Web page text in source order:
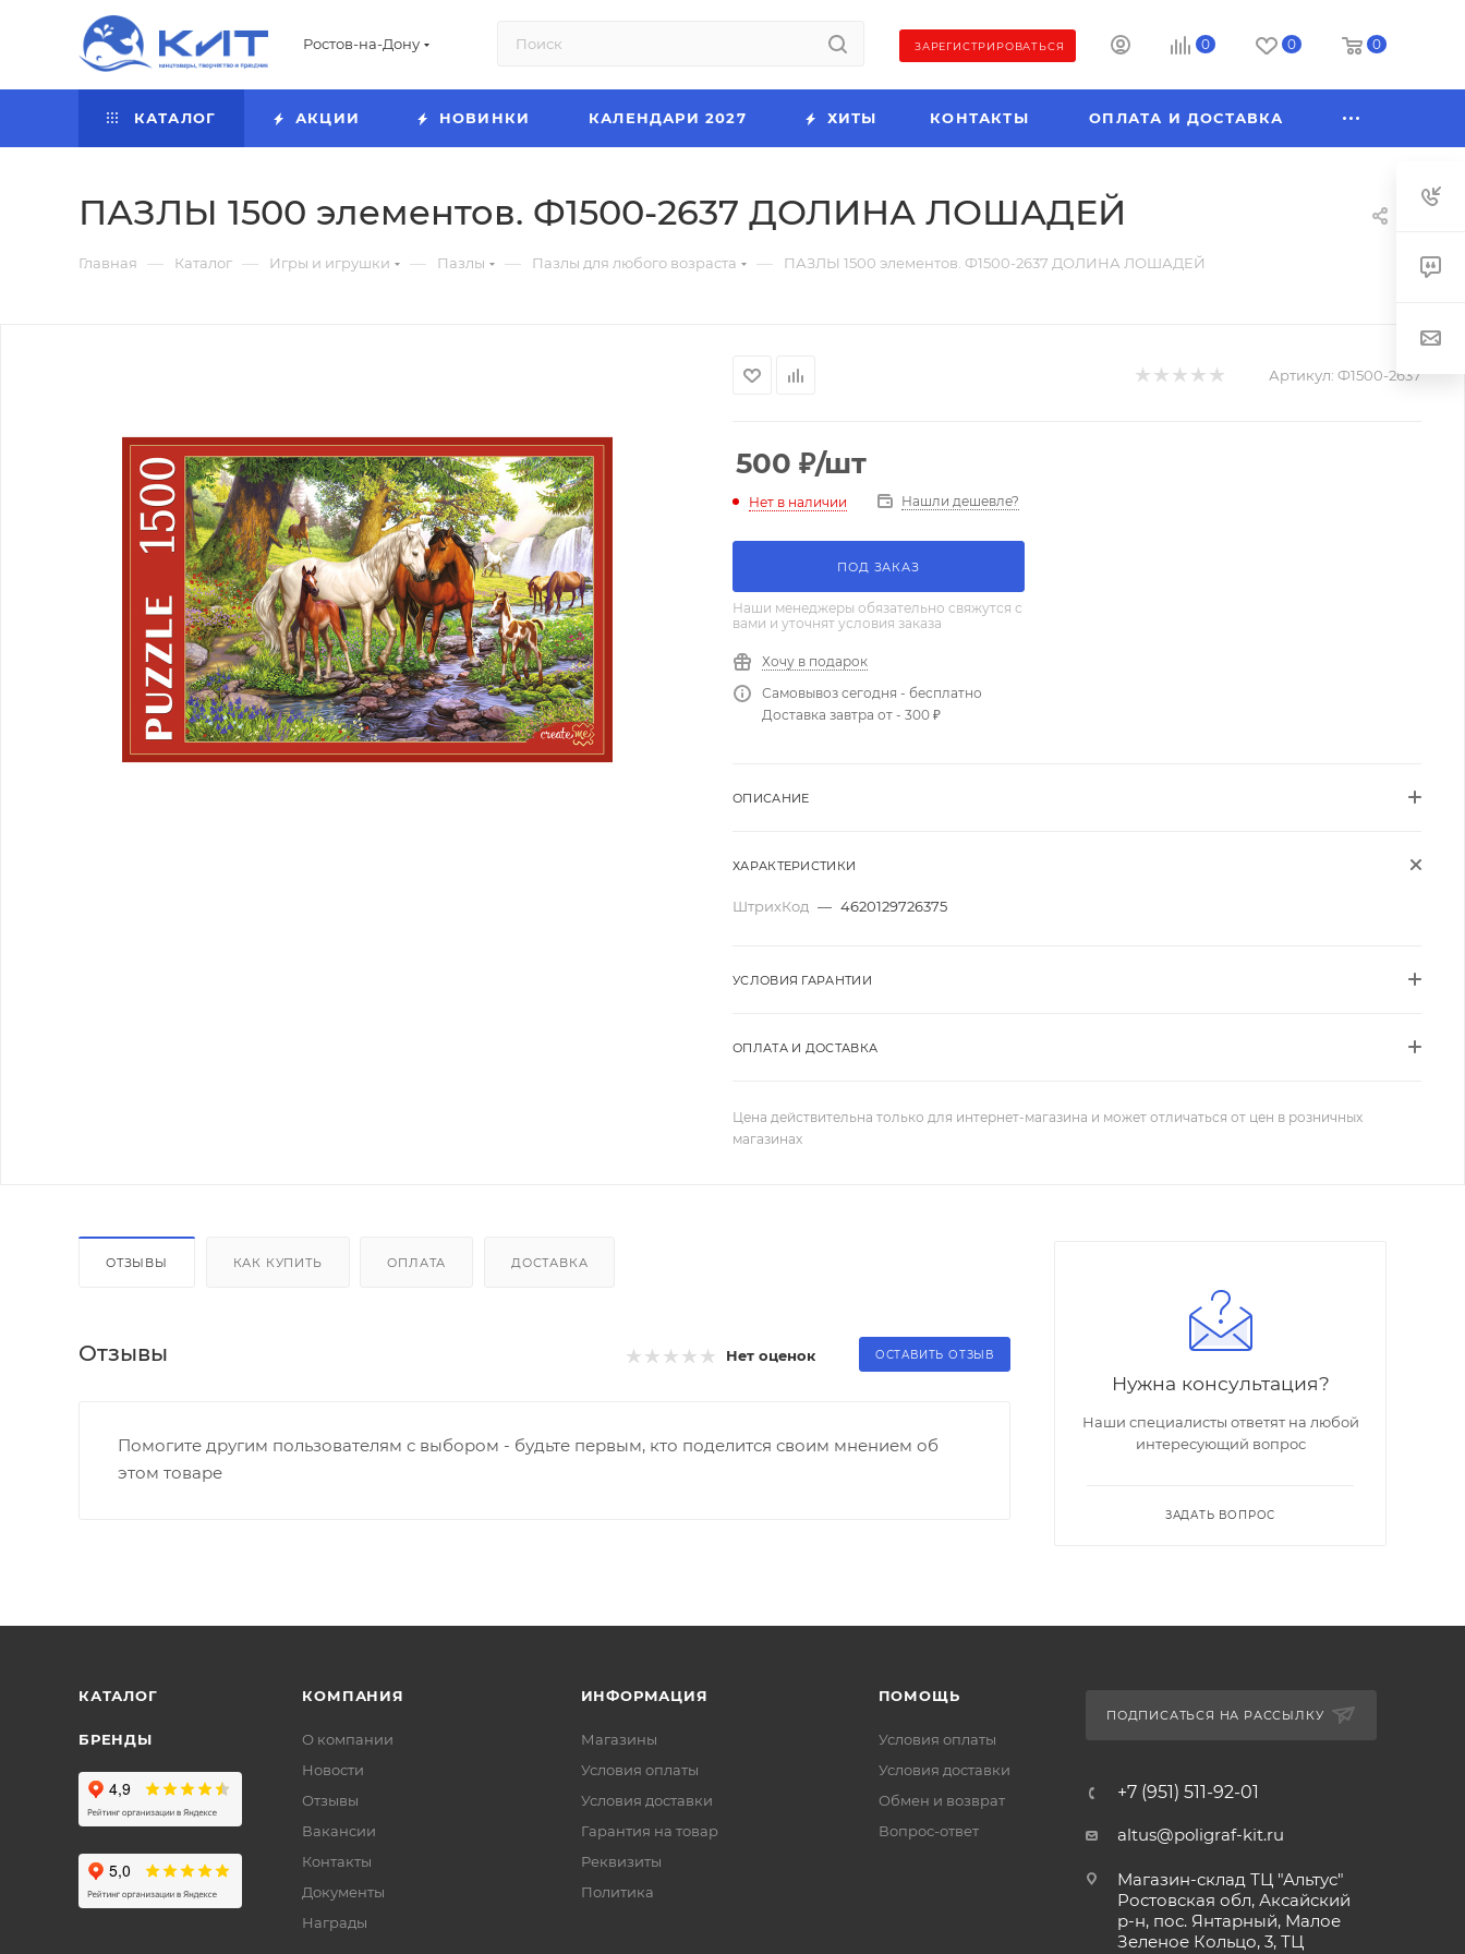
Ростов-на-Дону ЗАРЕГИСТРИРОВАТЬСЯ 0 0 0
КАТАЛОГ АКЦИИ НОВИНКИ КАЛЕНДАРИ 2027 ХИТЫ КОНТАКТЫ ОПЛАТА И ДОСТАВКА
ПАЗЛЫ 1500 элементов. Ф1500-2637 ДОЛИНА ЛОШАДЕЙ
Главная — Каталог — Игры и игрушки — Пазлы — Пазлы для любого возраста — ПАЗЛЫ 1500 элементов. Ф1500-2637 ДОЛИНА ЛОШАДЕЙ
Артикул: Ф1500-2637
500 ₽/шт
Нет в наличии Нашли дешевле?
ПОД ЗАКАЗ
Наши менеджеры обязательно свяжутся с
вами и уточнят условия заказа
Хочу в подарок
Самовывоз сегодня - бесплатно
Доставка завтра от - 300 ₽
ОПИСАНИЕ
ХАРАКТЕРИСТИКИ
ШтрихКод — 4620129726375
УСЛОВИЯ ГАРАНТИИ
ОПЛАТА И ДОСТАВКА
Цена действительна только для интернет-магазина и может отличаться от цен в розничных
магазинах
ОТЗЫВЫ КАК КУПИТЬ ОПЛАТА ДОСТАВКА
Отзывы Нет оценок ОСТАВИТЬ ОТЗЫВ
Помогите другим пользователям с выбором - будьте первым, кто поделится своим мнением об
этом товаре
Нужна консультация?
Наши специалисты ответят на любой
интересующий вопрос
ЗАДАТЬ ВОПРОС
КАТАЛОГ
БРЕНДЫ
КОМПАНИЯ
О компании
Новости
Отзывы
Вакансии
Контакты
Документы
Награды
ИНФОРМАЦИЯ
Магазины
Условия оплаты
Условия доставки
Гарантия на товар
Реквизиты
Политика
ПОМОЩЬ
Условия оплаты
Условия доставки
Обмен и возврат
Вопрос-ответ
ПОДПИСАТЬСЯ НА РАССЫЛКУ
+7 (951) 511-92-01
altus@poligraf-kit.ru
Магазин-склад ТЦ "Альтус"
Ростовская обл, Аксайский
р-н, пос. Янтарный, Малое
Зеленое Кольцо, 3, ТЦ